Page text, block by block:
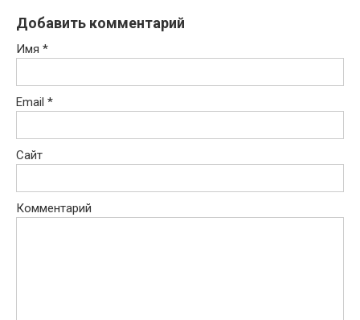
Добавить комментарий
Имя *
Email *
Сайт
Комментарий